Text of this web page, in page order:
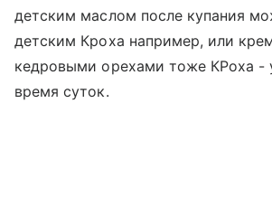
детским маслом после купания
детским Кроха например, или
кедровыми орехами тоже КРоха -
время суток.